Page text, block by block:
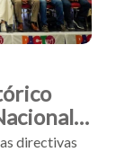
directivas